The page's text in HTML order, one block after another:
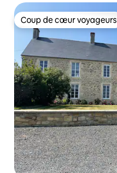
Coup de cœur voyageurs
Coup de cœur voyageurs